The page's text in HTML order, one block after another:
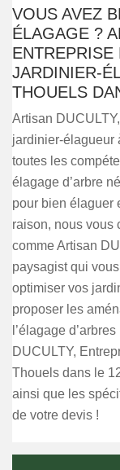
VOUS AVEZ
ÉLAGAGE ?
ENTREPRISE
JARDINIER-
THOUELS
Artisan
jardinier-élagueur
toutes les
élagage d’arbre
pour bien élaguer
raison, nous vous
comme Artisan
paysagist qui
optimiser vos
proposer les
l’élagage
DUCULTY,
Thouels dans le
ainsi que les
de votre devis !